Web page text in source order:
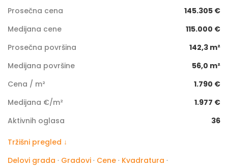
Prosečna cena
145.305 €
Medijana cene
115.000 €
Prosečna površina
142,3 m²
Medijana površine
56,0 m²
Cena / m²
1.790 €
Medijana €/m²
1.977 €
Aktivnih oglasa
36
Tržišni pregled ↓
Delovi grada · Gradovi · Cene · Kvadratura ·